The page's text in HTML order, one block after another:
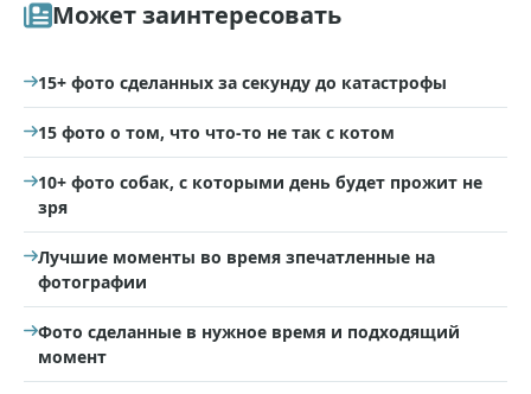
Может заинтересовать
15+ фото сделанных за секунду до катастрофы
15 фото о том, что что-то не так с котом
10+ фото собак, с которыми день будет прожит не
зря
Лучшие моменты во время зпечатленные на
фотографии
Фото сделанные в нужное время и подходящий
момент